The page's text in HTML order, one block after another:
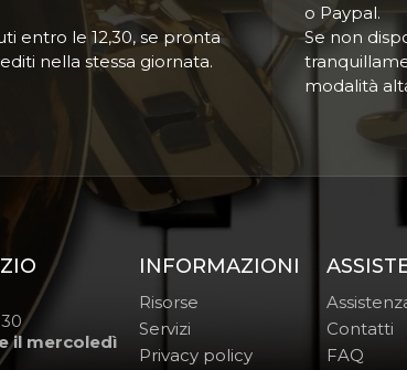
entro le 12,30, se pronta
nella stessa giornata.
o Paypal.
Se non
modalità
il mercoledì
INFORMAZIONI
Risorse
Servizi
Privacy policy
Contatti
FAQ